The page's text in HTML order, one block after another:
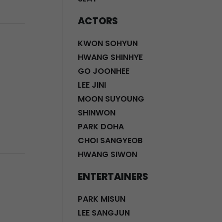
ACTORS
KWON SOHYUN
HWANG SHINHYE
GO JOONHEE
LEE JINI
MOON SUYOUNG
SHINWON
PARK DOHA
CHOI SANGYEOB
HWANG SIWON
ENTERTAINERS
PARK MISUN
LEE SANGJUN